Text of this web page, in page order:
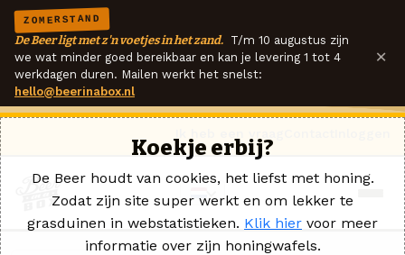
ZOMERSTAND
De Beer ligt met z'n voetjes in het zand. T/m 10 augustus zijn
we wat minder goed bereikbaar en kan je levering 1 tot 4
werkdagen duren. Mailen werkt het snelst:
hello@beerinabox.nl
×
Koekje erbij?
De Beer houdt van cookies, het liefst met honing.
Zodat zijn site super werkt en om lekker te
grasduinen in webstatistieken. Klik hier voor meer
informatie over zijn honingwafels.